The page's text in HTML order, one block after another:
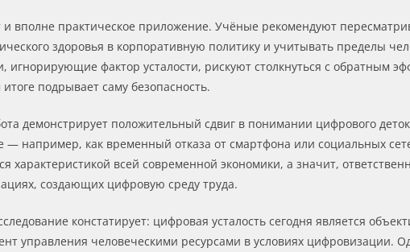
вполне практическое приложение. Учёные рекомендуют
здоровья в корпоративную политику и учитывать пределы
фактор усталости, рискуют столкнуться с обратным
подрывает саму безопасность.
демонстрирует положительный сдвиг в понимании цифрового
например, как временный отказа от смартфона или социальных
характеристикой всей современной экономики, а значит,
создающих цифровую среду труда.
констатирует: цифровая усталость сегодня является
управления человеческими ресурсами в условиях цифровизации.